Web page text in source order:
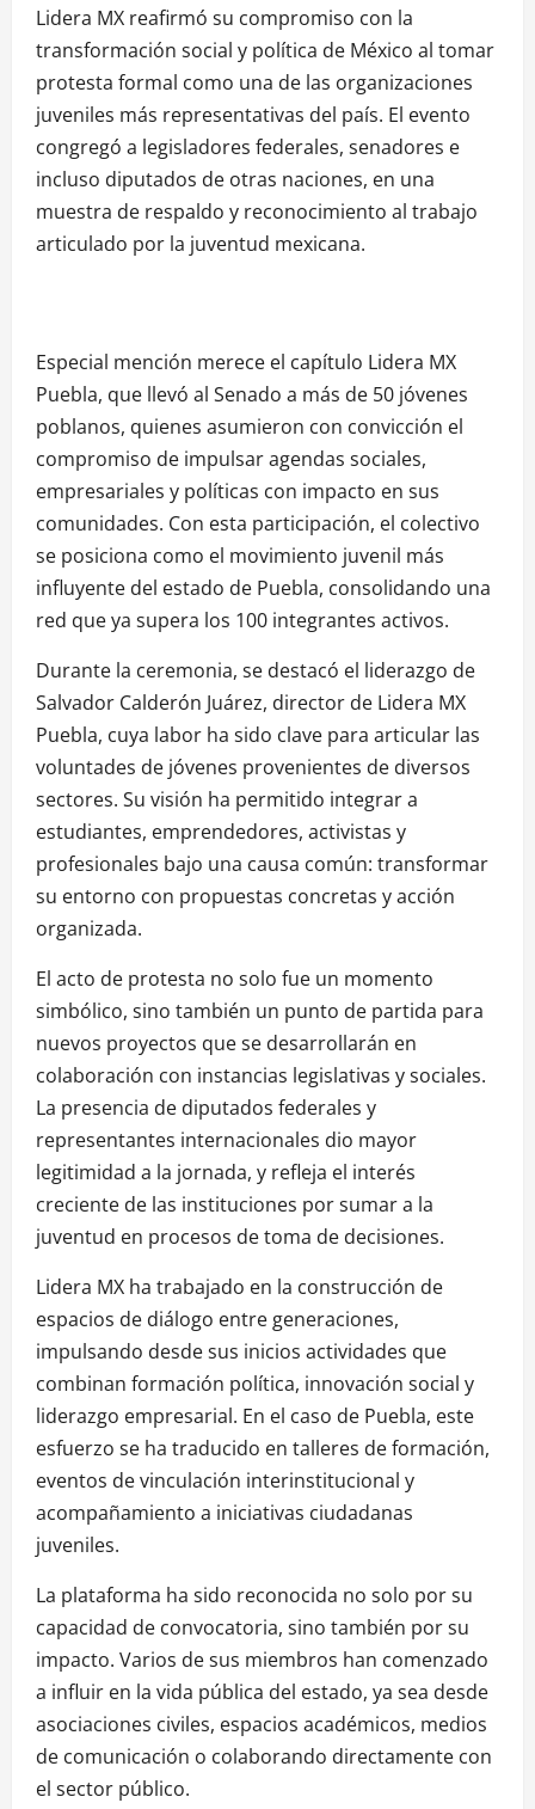
Lidera MX reafirmó su compromiso con la
transformación social y política de México al tomar
protesta formal como una de las organizaciones
juveniles más representativas del país. El evento
congregó a legisladores federales, senadores e
incluso diputados de otras naciones, en una
muestra de respaldo y reconocimiento al trabajo
articulado por la juventud mexicana.
Especial mención merece el capítulo Lidera MX
Puebla, que llevó al Senado a más de 50 jóvenes
poblanos, quienes asumieron con convicción el
compromiso de impulsar agendas sociales,
empresariales y políticas con impacto en sus
comunidades. Con esta participación, el colectivo
se posiciona como el movimiento juvenil más
influyente del estado de Puebla, consolidando una
red que ya supera los 100 integrantes activos.
Durante la ceremonia, se destacó el liderazgo de
Salvador Calderón Juárez, director de Lidera MX
Puebla, cuya labor ha sido clave para articular las
voluntades de jóvenes provenientes de diversos
sectores. Su visión ha permitido integrar a
estudiantes, emprendedores, activistas y
profesionales bajo una causa común: transformar
su entorno con propuestas concretas y acción
organizada.
El acto de protesta no solo fue un momento
simbólico, sino también un punto de partida para
nuevos proyectos que se desarrollarán en
colaboración con instancias legislativas y sociales.
La presencia de diputados federales y
representantes internacionales dio mayor
legitimidad a la jornada, y refleja el interés
creciente de las instituciones por sumar a la
juventud en procesos de toma de decisiones.
Lidera MX ha trabajado en la construcción de
espacios de diálogo entre generaciones,
impulsando desde sus inicios actividades que
combinan formación política, innovación social y
liderazgo empresarial. En el caso de Puebla, este
esfuerzo se ha traducido en talleres de formación,
eventos de vinculación interinstitucional y
acompañamiento a iniciativas ciudadanas
juveniles.
La plataforma ha sido reconocida no solo por su
capacidad de convocatoria, sino también por su
impacto. Varios de sus miembros han comenzado
a influir en la vida pública del estado, ya sea desde
asociaciones civiles, espacios académicos, medios
de comunicación o colaborando directamente con
el sector público.